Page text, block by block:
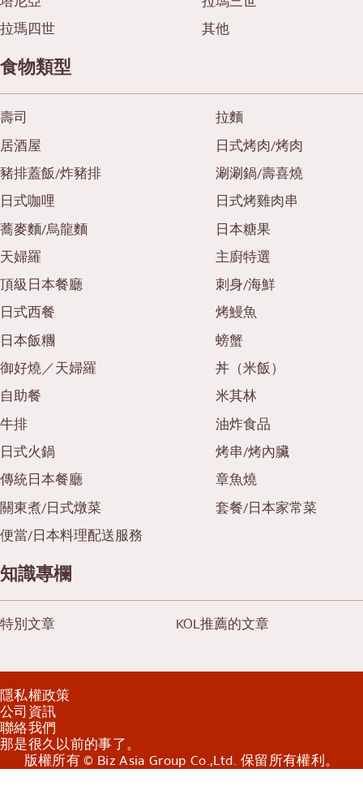
拉瑪四世
其他
食物類型
壽司
拉麵
居酒屋
日式烤肉/烤肉
豬排蓋飯/炸豬排
涮涮鍋/壽喜燒
日式咖哩
日式烤雞肉串
蕎麥麵/烏龍麵
日本糖果
天婦羅
主廚特選
頂級日本餐廳
刺身/海鮮
日式西餐
烤鰻魚
日本飯糰
螃蟹
御好燒／天婦羅
丼（米飯）
自助餐
米其林
牛排
油炸食品
日式火鍋
烤串/烤內臟
傳統日本餐廳
章魚燒
關東煮/日式燉菜
套餐/日本家常菜
便當/日本料理配送服務
知識專欄
特別文章 KOL推薦的文章
隱私權政策
公司資訊
聯絡我們
那是很久以前的事了。
版權所有 © Biz Asia Group Co.,Ltd. 保留所有權利。